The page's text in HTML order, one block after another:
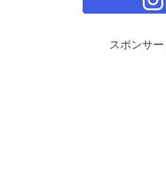
スポンサー